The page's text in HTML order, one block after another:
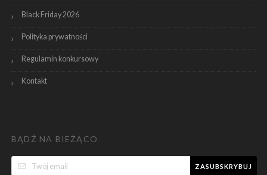
Black Friday 2026
Polityka prywatności
Regulamin konkursowy
Kontakt
BĄDŹ NA BIEŻĄCO
ZASUBSKRYBUJ